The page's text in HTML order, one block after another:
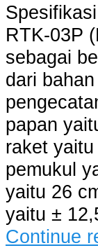
RTK-03P
sebagai
dari
papan
raket
pemukul
yaitu 26
yaitu ±
Continue